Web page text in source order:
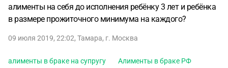
алименты на себя до исполнения ребёнку 3 лет и ребёнка
в размере прожиточного минимума на каждого?
09 июля 2019, 22:02, Тамара, г. Москва
алименты в браке на супругу
Алименты в браке РФ